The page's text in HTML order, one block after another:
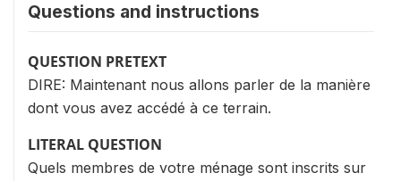
Questions and instructions
QUESTION PRETEXT
DIRE: Maintenant nous allons parler de la manière
dont vous avez accédé à ce terrain.
LITERAL QUESTION
Quels membres de votre ménage sont inscrits sur